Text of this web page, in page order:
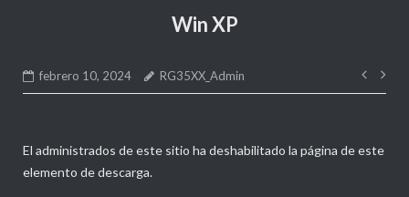
Win XP
febrero 10, 2024 RG35XX_Admin
de
El administrados de este sitio ha deshabilitado la página de este
elemento de descarga.
comprar una
consola Retro
Directamente
desde >><<